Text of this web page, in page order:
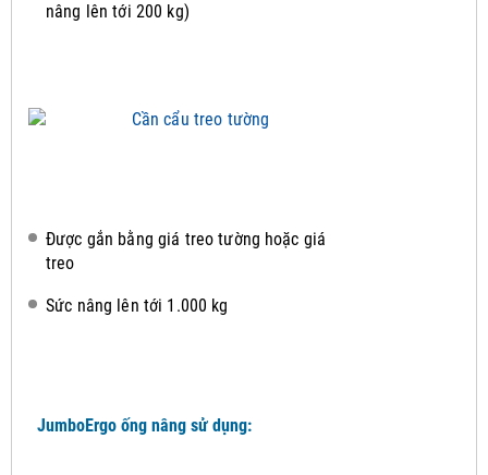
nâng lên tới 200 kg)
Được gắn bằng giá treo tường hoặc giá
treo
Sức nâng lên tới 1.000 kg
JumboErgo ống nâng sử dụng: